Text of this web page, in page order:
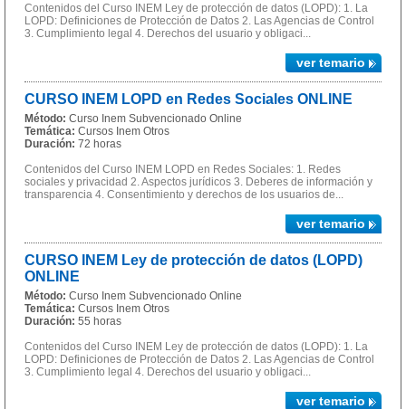
Contenidos del Curso INEM Ley de protección de datos (LOPD): 1. La
LOPD: Definiciones de Protección de Datos 2. Las Agencias de Control
3. Cumplimiento legal 4. Derechos del usuario y obligaci...
ver temario
CURSO INEM LOPD en Redes Sociales ONLINE
Método: Curso Inem Subvencionado Online
Temática: Cursos Inem Otros
Duración: 72 horas
Contenidos del Curso INEM LOPD en Redes Sociales: 1. Redes
sociales y privacidad 2. Aspectos jurídicos 3. Deberes de información y
transparencia 4. Consentimiento y derechos de los usuarios de...
ver temario
CURSO INEM Ley de protección de datos (LOPD)
ONLINE
Método: Curso Inem Subvencionado Online
Temática: Cursos Inem Otros
Duración: 55 horas
Contenidos del Curso INEM Ley de protección de datos (LOPD): 1. La
LOPD: Definiciones de Protección de Datos 2. Las Agencias de Control
3. Cumplimiento legal 4. Derechos del usuario y obligaci...
ver temario